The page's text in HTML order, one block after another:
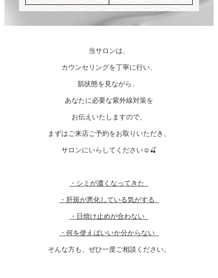
当サロンは、
カウンセリングを丁寧に行い、
肌状態を見ながら、
あなたに必要な紫外線対策を
お伝えいたしますので、
まずはご来店ご予約をお取りいただき、
サロンにいらしてください☺️🍒
・シミが濃くなってきた
・肝斑が悪化している気がする
・日焼け止めが合わない
・何を使えばいいか分からない
そんな方も、ぜひ一度ご相談ください。